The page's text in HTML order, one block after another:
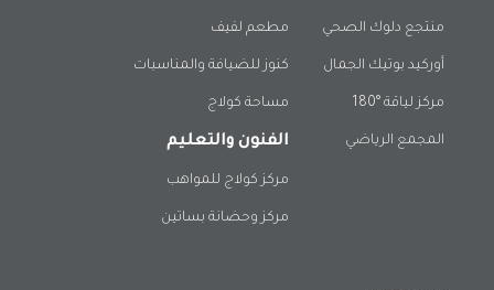
منتجع دلوك الصحي
أوركيد بوتيك الجمال
مركز لياقة °180
المجمع الرياضي
مطعم لفيف
كنوز للضيافة والمناسبات
مساحة كولاج
الفنون والتعليم
مركز كولاج للمواهب
مركز وحضانة بساتين